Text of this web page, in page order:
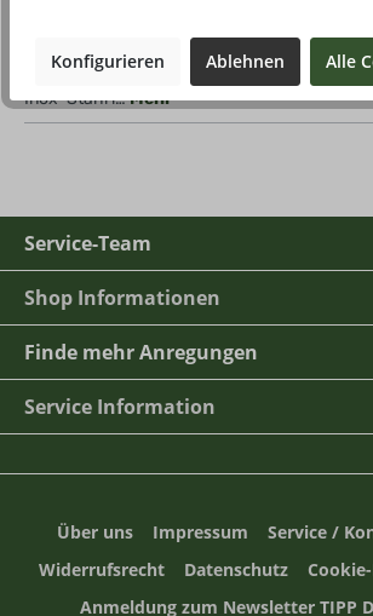
attraktives Taschenmessersortiment. Die
Inox-Stahl i…Mehr
Service-Team
Shop Informationen
Finde mehr Anregungen
Service Information
Über uns Impressum Service /
Widerrufsrecht
Datenschutz
Anmeldung zum Newsletter TIPP
Konfigurieren Ablehnen Alle